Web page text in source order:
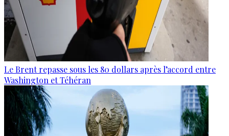
Le Brent repasse sous les 80 dollars après l’accord entre
Washington et Téhéran